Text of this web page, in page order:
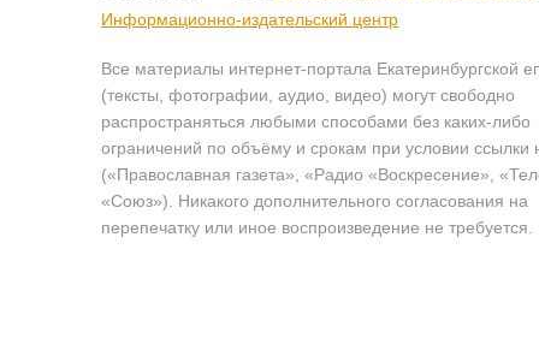
Информационно-издательский центр
Все материалы интернет-портала Екатеринбургской
(тексты, фотографии, аудио, видео) могут свободно
распространяться любыми способами без каких-либо
ограничений по объёму и срокам при условии ссылки
(«Православная газета», «Радио «Воскресение»,
«Союз»). Никакого дополнительного согласования на
перепечатку или иное воспроизведение не требуется.